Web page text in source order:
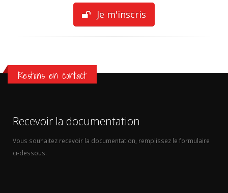
Je m'inscris
Restons en contact
Recevoir la documentation
Vous souhaitez recevoir la documentation, remplissez le formulaire
ci-dessous.